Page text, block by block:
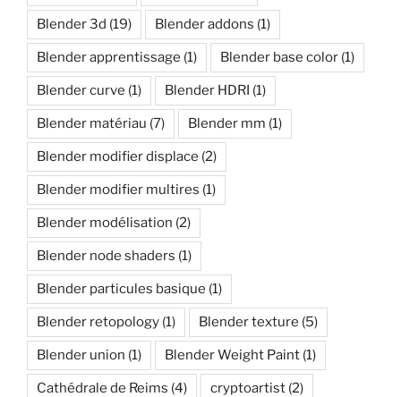
Blender 3d (19) Blender addons (1)
Blender apprentissage (1) Blender base color (1)
Blender curve (1) Blender HDRI (1)
Blender matériau (7) Blender mm (1)
Blender modifier displace (2)
Blender modifier multires (1)
Blender modélisation (2)
Blender node shaders (1)
Blender particules basique (1)
Blender retopology (1) Blender texture (5)
Blender union (1) Blender Weight Paint (1)
Cathédrale de Reims (4) cryptoartist (2)